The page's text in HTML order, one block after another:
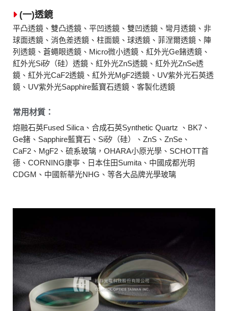
(一)透鏡
平凸透鏡、雙凸透鏡、平凹透鏡、雙凹透鏡、彎月透鏡、非
球面透鏡、消色差透鏡、柱面鏡、球透鏡、菲涅爾透鏡、陣
列透鏡、蒼蠅眼透鏡、Micro微小透鏡、紅外光Ge鍺透鏡、
紅外光Si矽（硅）透鏡、紅外光ZnS透鏡、紅外光ZnSe透
鏡、紅外光CaF2透鏡、紅外光MgF2透鏡、UV紫外光石英透
鏡、UV紫外光Sapphire藍寶石透鏡、客製化透鏡
常用材質：
熔融石英Fused Silica、合成石英Synthetic Quartz 、BK7、
Ge鍺、Sapphire藍寶石、Si矽（硅）、ZnS、ZnSe、
CaF2、MgF2、硫系玻璃，OHARA小原光學、SCHOTT首
德、CORNING康寧、日本住田Sumita、中國成都光明
CDGM、中國新華光NHG、等各大品牌光學玻璃